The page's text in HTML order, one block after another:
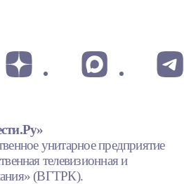
унитарное предприятие
телевизионная и
(ВГТРК).